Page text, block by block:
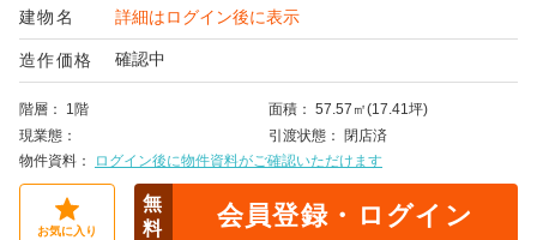
建物名 詳細はログイン後に表示
造作価格 確認中
階層 1階 面積
57.57㎡(17.41坪)
現業態
引渡状態
閉店済
物件資料
ログイン後に物件資料がご確認いただけます
お気に入り
無
料
会員登録・ログイン